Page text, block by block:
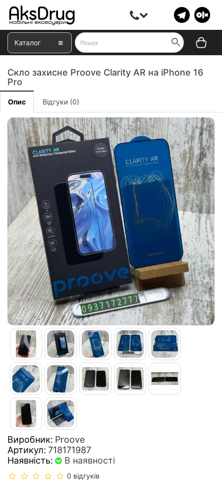
Каталог
Скло захисне Proove Clarity AR на iPhone 16
Pro
Опис Відгуки (0)
Виробник: Proove
Артикул: 718171987
Наявність:
В наявності
0 відгуків